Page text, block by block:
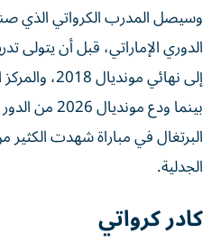
وسيصل المدرب الكرواتي الذي
الدوري الإماراتي، قبل أن
البرتغال في مباراة شهدت الكثير
الجدلية.
كادر كرواتي